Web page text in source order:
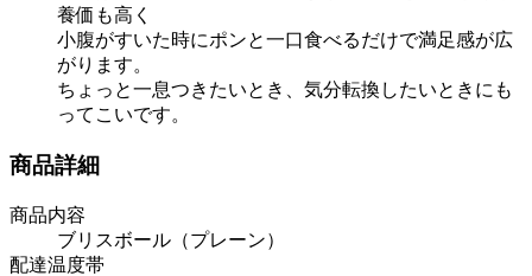
養価も高く
小腹がすいた時にポンと一口食べるだけで満足感が広
がります。
ちょっと一息つきたいとき、気分転換したいときにも
ってこいです。
商品詳細
商品内容
ブリスボール（プレーン）
配達温度帯